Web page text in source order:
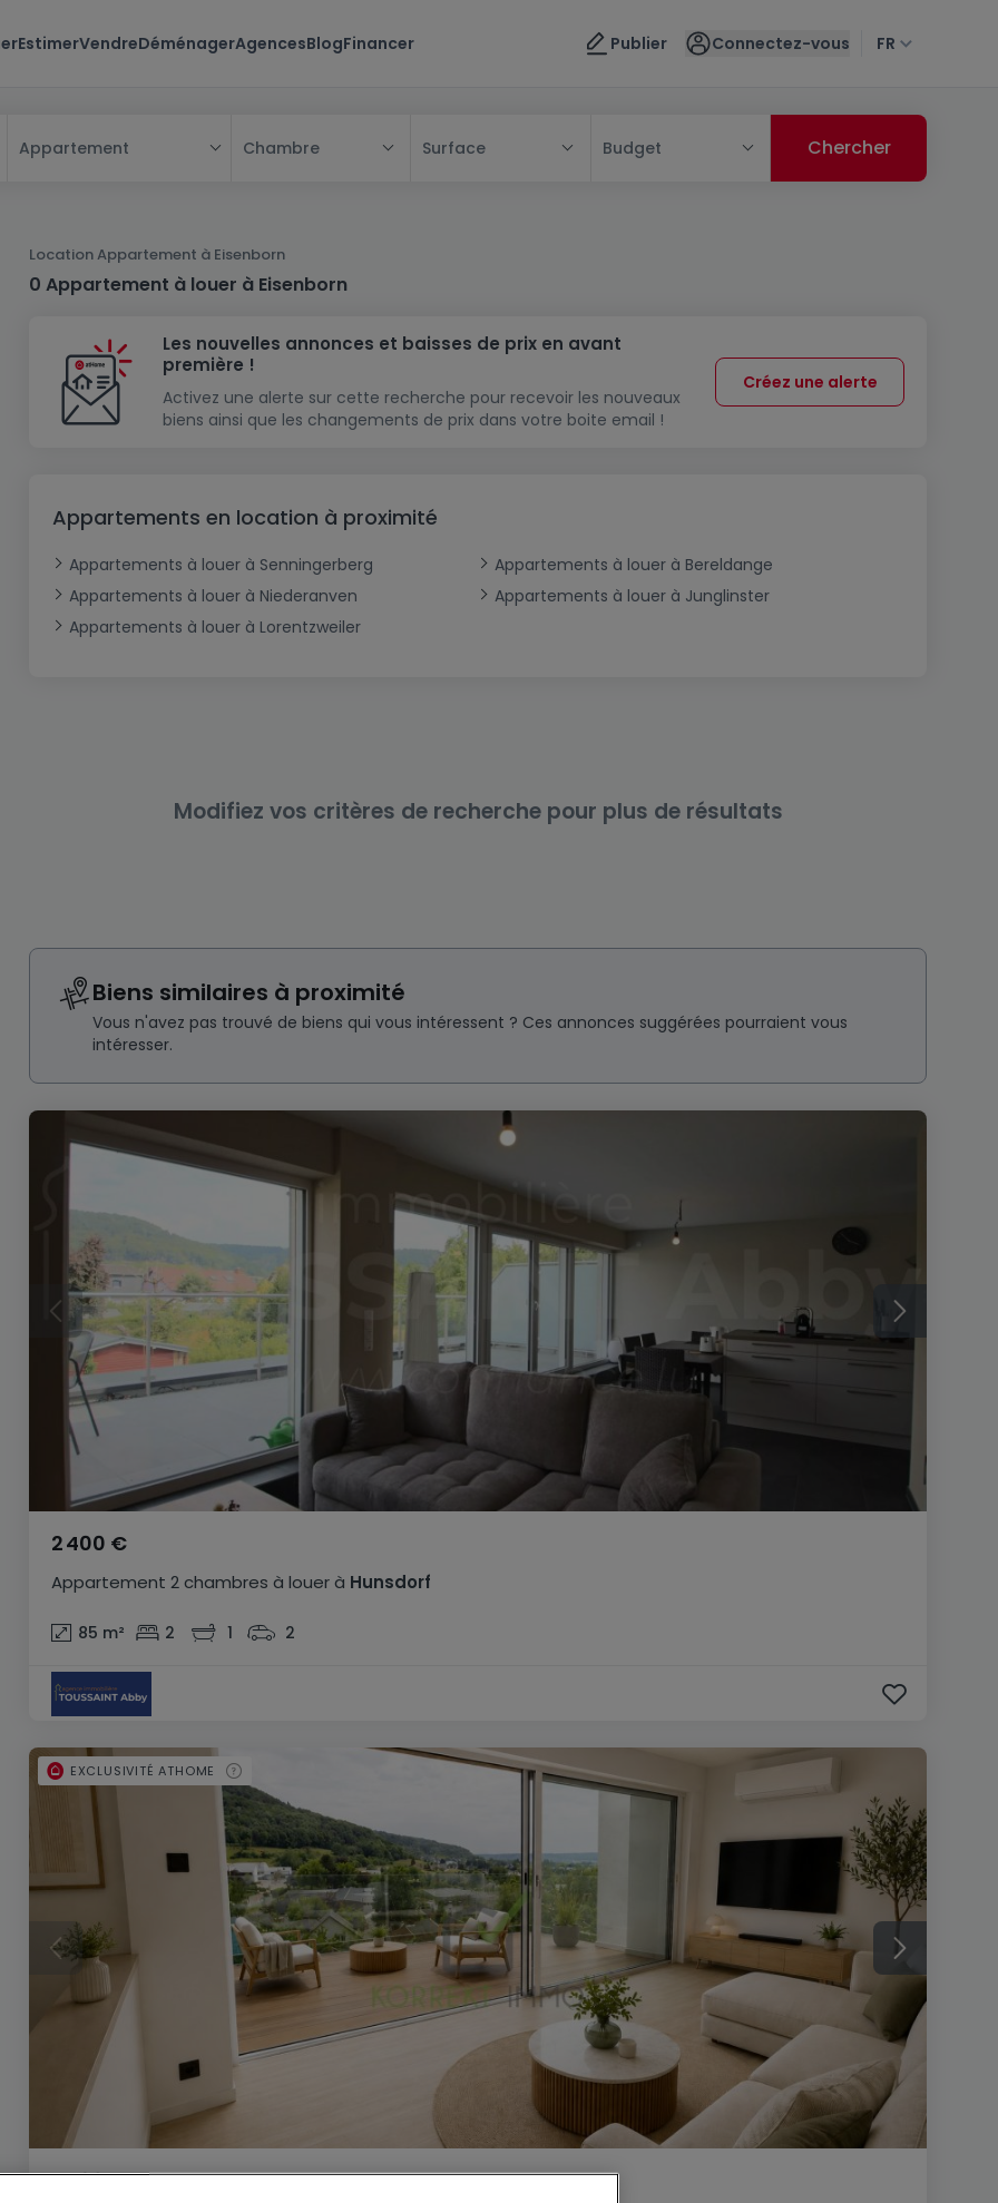
EstimerVendreDéménagerAgencesBlogFinancer Publier Connectez-vous FR
Appartement
Maison
Maison mitoyenne
Maison jumelée
Château
Corps de ferme
Châlet
Appartement
Chambre
Studio
Triplex
Mansarde
Rez-de-chaussée
Résidence
Lotissement
Maison à construire
Modèle de maison
Immeuble de rapport
Terrain non constructible
Garage - Parking
Garage fermé
Bureau
Local commercial
Fonds de Commerce
Chambre Surface Budget
Location Appartement à Eisenborn
0 Appartement à louer à Eisenborn
Les nouvelles annonces et baisses de prix en avant
première !
Activez une alerte sur cette recherche pour recevoir les nouveaux
biens ainsi que les changements de prix dans votre boite email !
Créez une alerte
Appartements en location à proximité
Appartements à louer à Senningerberg
Appartements à louer à Bereldange
Appartements à louer à Niederanven
Appartements à louer à Junglinster
Appartements à louer à Lorentzweiler
Modifiez vos critères de recherche pour plus de résultats
Biens similaires à proximité
Vous n'avez pas trouvé de biens qui vous intéressent ? Ces annonces suggérées pourraient vous
intéresser.
Appartement 2 chambres à louerà Hunsdorf
2 400 €
85 m² 2 1 2
4 290 €
EXCLUSIVITÉ ATHOME